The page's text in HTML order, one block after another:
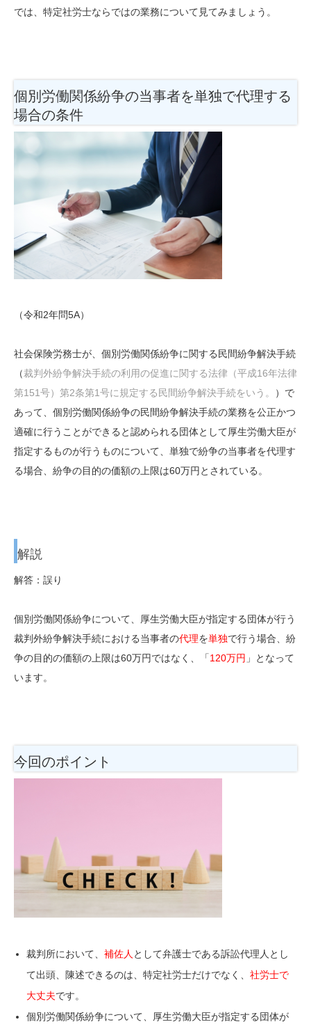
では、特定社労士ならではの業務について見てみましょう。
個別労働関係紛争の当事者を単独で代理する
場合の条件
（令和2年問5A）
社会保険労務士が、個別労働関係紛争に関する民間紛争解決手続
（裁判外紛争解決手続の利用の促進に関する法律（平成16年法律
第151号）第2条第1号に規定する民間紛争解決手続をいう。
）で
あって、個別労働関係紛争の民間紛争解決手続の業務を公正かつ
適確に行うことができると認められる団体として厚生労働大臣が
指定するものが行うものについて、単独で紛争の当事者を代理す
る場合、紛争の目的の価額の上限は60万円とされている。
解説
解答：誤り
個別労働関係紛争について、厚生労働大臣が指定する団体が行う
裁判外紛争解決手続における当事者の代理を単独で行う場合、紛
争の目的の価額の上限は60万円ではなく、「120万円 」となって
います。
今回のポイント
裁判所において、補佐人 として弁護士である訴訟代理人とし
て出頭、陳述できるのは、特定社労士だけでなく、社労士で
大丈夫です。
個別労働関係紛争について、厚生労働大臣が指定する団体が